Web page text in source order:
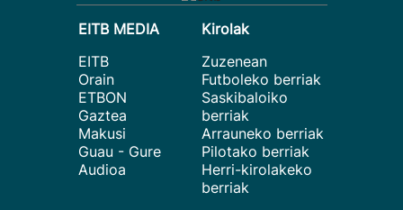
EITB MEDIA
EITB
Orain
ETBON
Gaztea
Makusi
Guau - Gure
Audioa
Kirolak
Zuzenean
Futboleko berriak
Saskibaloiko
berriak
Arrauneko berriak
Pilotako berriak
Herri-kirolakeko
berriak